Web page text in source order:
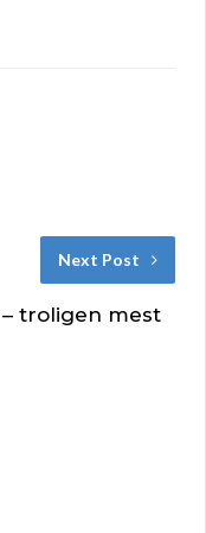
Next Post
troligen mest